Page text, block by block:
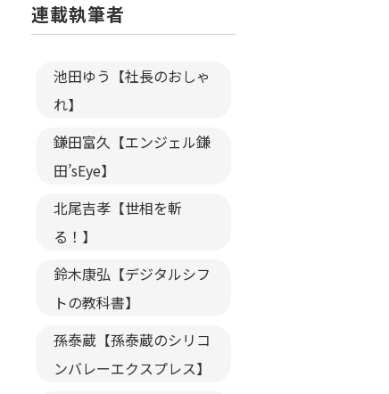
連載執筆者
池田ゆう【社長のおしゃ
れ】
鎌田富久【エンジェル鎌
田’sEye】
北尾吉孝【世相を斬
る！】
鈴木康弘【デジタルシフ
トの教科書】
孫泰蔵【孫泰蔵のシリコ
ンバレーエクスプレス】